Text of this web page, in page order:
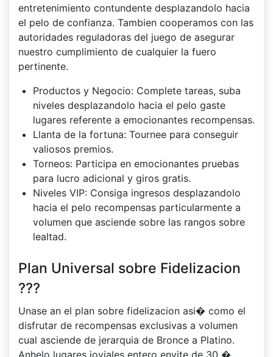
entretenimiento contundente desplazandolo hacia
el pelo de confianza. Tambien cooperamos con las
autoridades reguladoras del juego de asegurar
nuestro cumplimiento de cualquier la fuero
pertinente.
Productos y Negocio: Complete tareas, suba
niveles desplazandolo hacia el pelo gaste
lugares referente a emocionantes recompensas.
Llanta de la fortuna: Tournee para conseguir
valiosos premios.
Torneos: Participa en emocionantes pruebas
para lucro adicional y giros gratis.
Niveles VIP: Consiga ingresos desplazandolo
hacia el pelo recompensas particularmente a
volumen que asciende sobre las rangos sobre
lealtad.
Plan Universal sobre Fidelizacion
???
Unase an el plan sobre fidelizacion asi� como el
disfrutar de recompensas exclusivas a volumen
cual asciende de jerarquia de Bronce a Platino.
Anhelo lugares joviales entero envite de 30 �